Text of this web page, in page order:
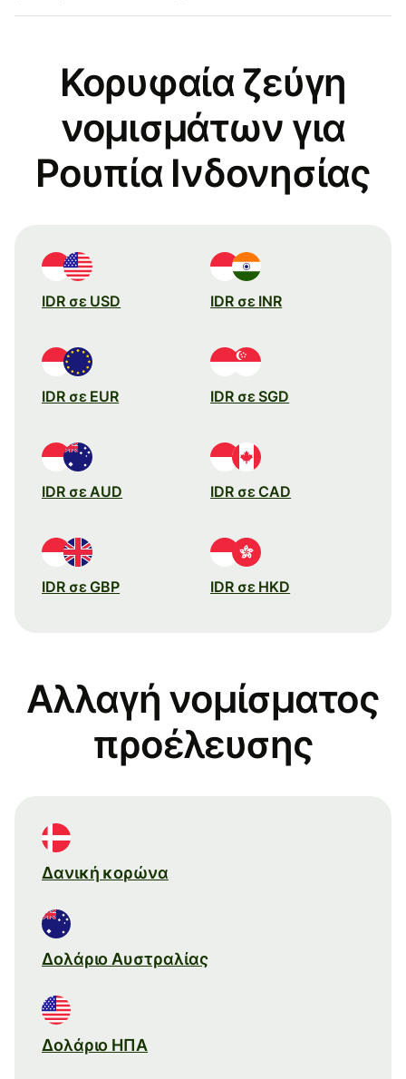
Κορυφαία ζεύγη
νομισμάτων για
Ρουπία Ινδονησίας
IDR σε USD IDR σε INR
IDR σε EUR IDR σε SGD
IDR σε AUD IDR σε CAD
IDR σε GBP IDR σε HKD
Αλλαγή νομίσματος
προέλευσης
Δανική κορώνα
Δολάριο Αυστραλίας
Δολάριο ΗΠΑ